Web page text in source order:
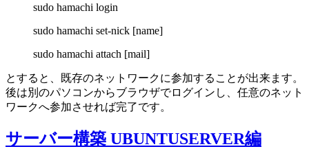
sudo hamachi login
sudo hamachi set-nick [name]
sudo hamachi attach [mail]
とすると、既存のネットワークに参加することが出来ます。
後は別のパソコンからブラウザでログインし、任意のネット
ワークへ参加させれば完了です。
サーバー構築 UBUNTUSERVER編